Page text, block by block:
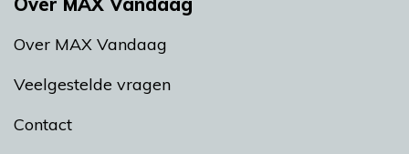
Over MAX Vandaag
Veelgestelde vragen
Contact